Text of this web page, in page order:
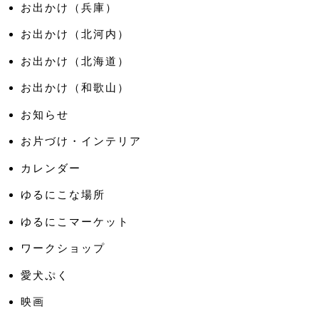
お出かけ（兵庫）
お出かけ（北河内）
お出かけ（北海道）
お出かけ（和歌山）
お知らせ
お片づけ・インテリア
カレンダー
ゆるにこな場所
ゆるにこマーケット
ワークショップ
愛犬ぷく
映画